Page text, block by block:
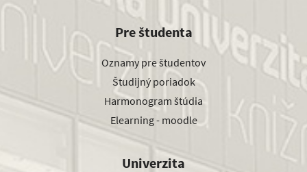
Pre študenta
Oznamy pre študentov
Študijný poriadok
Harmonogram štúdia
Elearning - moodle
Univerzita